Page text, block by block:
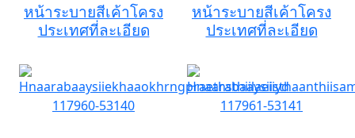
หน้าระบายสีเค้าโครง
ประเทศที่ละเอียด
หน้าระบายสีเค้าโครง
ประเทศที่ละเอียด